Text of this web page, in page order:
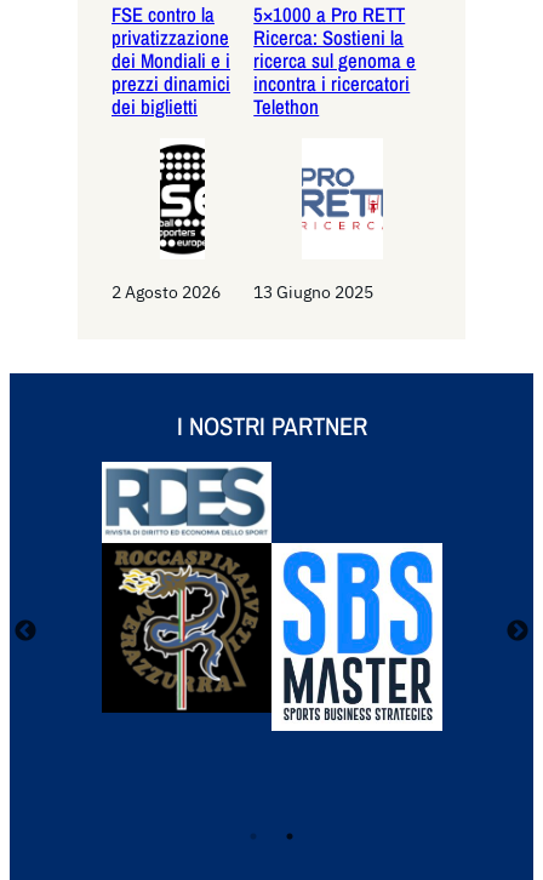
h
FSE contro la
privatizzazione
dei Mondiali e i
prezzi dinamici
dei biglietti
2 Agosto 2026
5×1000 a Pro RETT
Ricerca: Sostieni la
ricerca sul genoma e
incontra i ricercatori
Telethon
13 Giugno 2025
I NOSTRI PARTNER